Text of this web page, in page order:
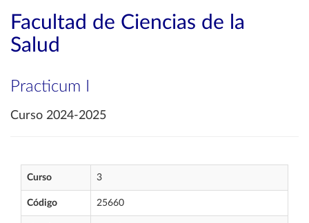
Facultad de Ciencias de la
Salud
Practicum I
Curso 2024-2025
Curso 3
Código 25660